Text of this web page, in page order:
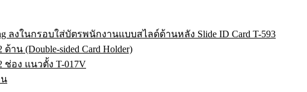
ลงในกรอบใส่บัตรพนักงานแบบสไลด์ด้านหลัง Slide ID Card T-593
น (Double-sided Card Holder)
อง แนวตั้ง T-017V